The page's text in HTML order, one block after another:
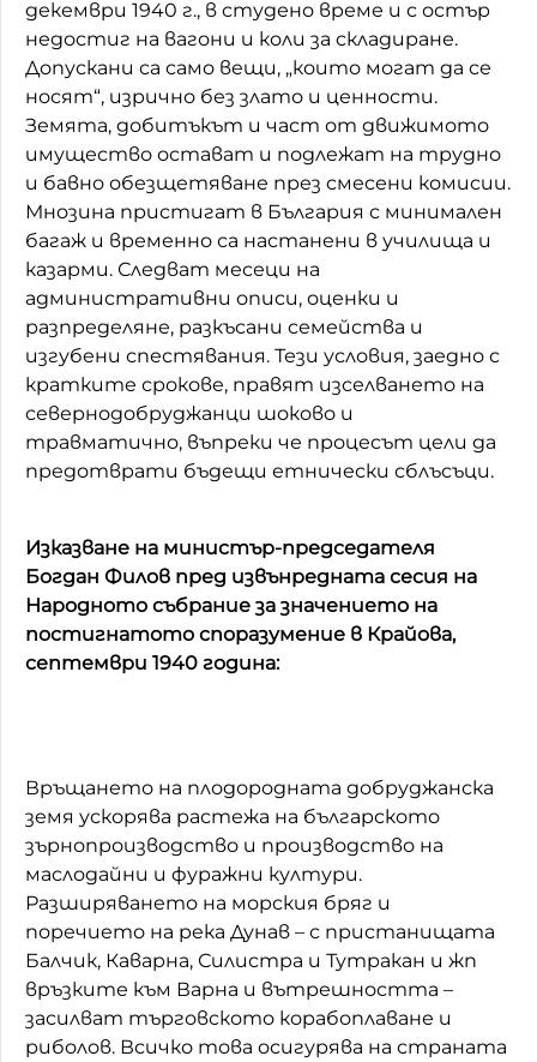
декември 1940 г., в студено време и с остър
недостиг на вагони и коли за складиране.
Допускани са само вещи, „които могат да се
носят“, изрично без злато и ценности.
Земята, добитъкът и част от движимото
имущество остават и подлежат на трудно
и бавно обезщетяване през смесени комисии.
Мнозина пристигат в България с минимален
багаж и временно са настанени в училища и
казарми. Следват месеци на
административни описи, оценки и
разпределяне, разкъсани семейства и
изгубени спестявания. Тези условия, заедно с
кратките срокове, правят изселването на
севернодобруджанци шоково и
травматично, въпреки че процесът цели да
предотврати бъдещи етнически сблъсъци.
Изказване на министър-председателя
Богдан Филов пред извънредната сесия на
Народното събрание за значението на
постигнатото споразумение в Крайова,
септември 1940 година:
Връщането на плодородната добруджанска
земя ускорява растежа на българското
зърнопроизводство и производство на
маслодайни и фуражни култури.
Разширяването на морския бряг и
поречието на река Дунав – с пристанищата
Балчик, Каварна, Силистра и Тутракан и жп
връзките към Варна и вътрешността –
засилват търговското корабоплаване и
риболов. Всичко това осигурява на страната